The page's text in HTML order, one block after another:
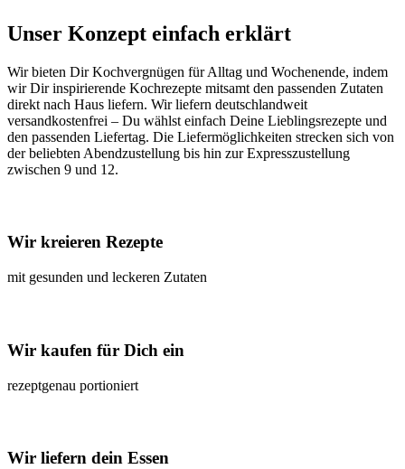
Unser Konzept einfach erklärt
Wir bieten Dir Kochvergnügen für Alltag und Wochenende, indem
wir Dir inspirierende Kochrezepte mitsamt den passenden Zutaten
direkt nach Haus liefern. Wir liefern deutschlandweit
versandkostenfrei – Du wählst einfach Deine Lieblingsrezepte und
den passenden Liefertag. Die Liefermöglichkeiten strecken sich von
der beliebten Abendzustellung bis hin zur Expresszustellung
zwischen 9 und 12.
Wir kreieren Rezepte
mit gesunden und leckeren Zutaten
Wir kaufen für Dich ein
rezeptgenau portioniert
Wir liefern dein Essen